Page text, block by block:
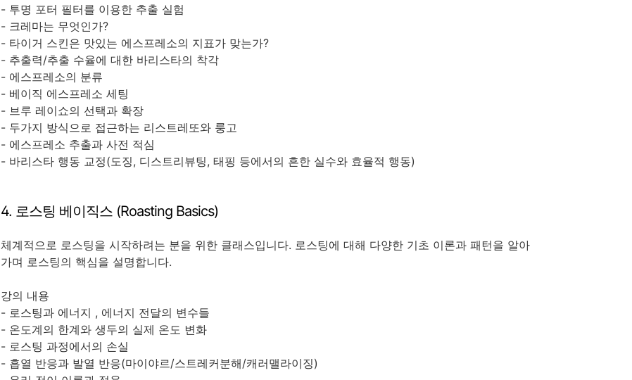
- 투명 포터 필터를 이용한 추출 실험
- 크레마는 무엇인가?
- 타이거 스킨은 맛있는 에스프레소의 지표가 맞는가?
- 추출력/추출 수율에 대한 바리스타의 착각
- 에스프레소의 분류
- 베이직 에스프레소 세팅
- 브루 레이쇼의 선택과 확장
- 두가지 방식으로 접근하는 리스트레또와 룽고
- 에스프레소 추출과 사전 적심
- 바리스타 행동 교정(도징, 디스트리뷰팅, 태핑 등에서의 흔한 실수와 효율적 행동)
4. 로스팅 베이직스 (Roasting Basics)
체계적으로 로스팅을 시작하려는 분을 위한 클래스입니다. 로스팅에 대해 다양한 기초 이론과 패턴을 알아
가며 로스팅의 핵심을 설명합니다.
강의 내용
- 로스팅과 에너지 , 에너지 전달의 변수들
- 온도계의 한계와 생두의 실제 온도 변화
- 로스팅 과정에서의 손실
- 흡열 반응과 발열 반응(마이야르/스트레커분해/캐러맬라이징)